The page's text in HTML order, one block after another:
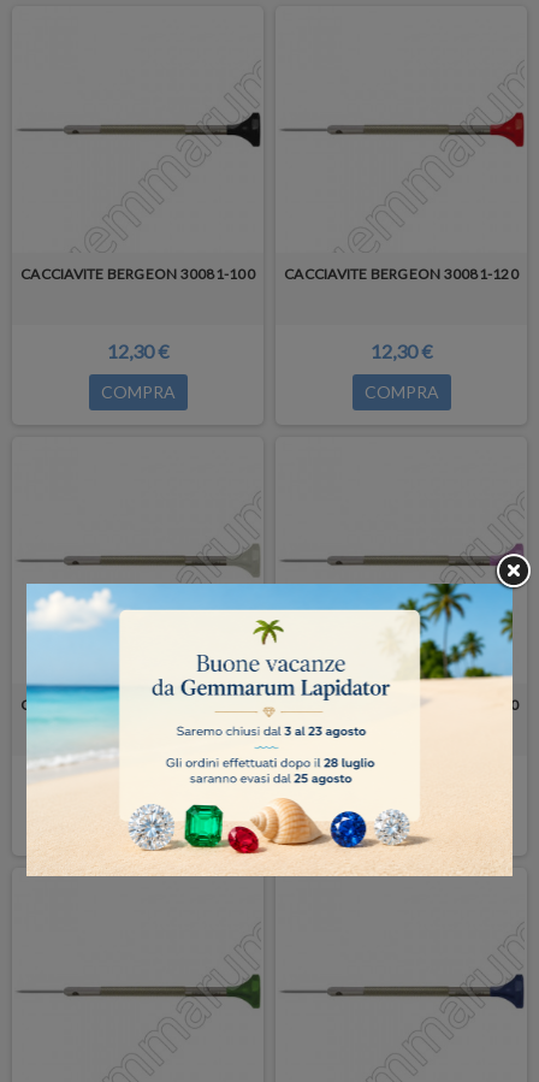
CACCIAVITE BERGEON 30081-100
12,30 €
COMPRA
CACCIAVITE BERGEON 30081-120
12,30 €
COMPRA
CACCIAVITE BERGEON 30081-140
COMPRA
CACCIAVITE BERGEON 30081-160
COMPRA